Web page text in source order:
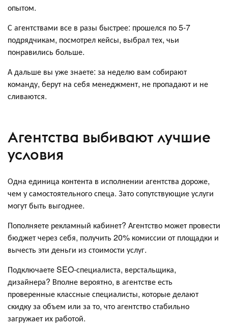
опытом.
С агентствами все в разы быстрее: прошелся по 5-7
подрядчикам, посмотрел кейсы, выбрал тех, чьи
понравились больше.
А дальше вы уже знаете: за неделю вам собирают
команду, берут на себя менеджмент, не пропадают и не
сливаются.
Агентства выбивают лучшие
условия
Одна единица контента в исполнении агентства дороже,
чем у самостоятельного спеца. Зато сопутствующие услуги
могут быть выгоднее.
Пополняете рекламный кабинет? Агентство может провести
бюджет через себя, получить 20% комиссии от площадки и
вычесть эти деньги из стоимости услуг.
Подключаете SEO-специалиста, верстальщика,
дизайнера? Вполне вероятно, в агентстве есть
проверенные классные специалисты, которые делают
скидку за объем или за то, что агентство стабильно
загружает их работой.